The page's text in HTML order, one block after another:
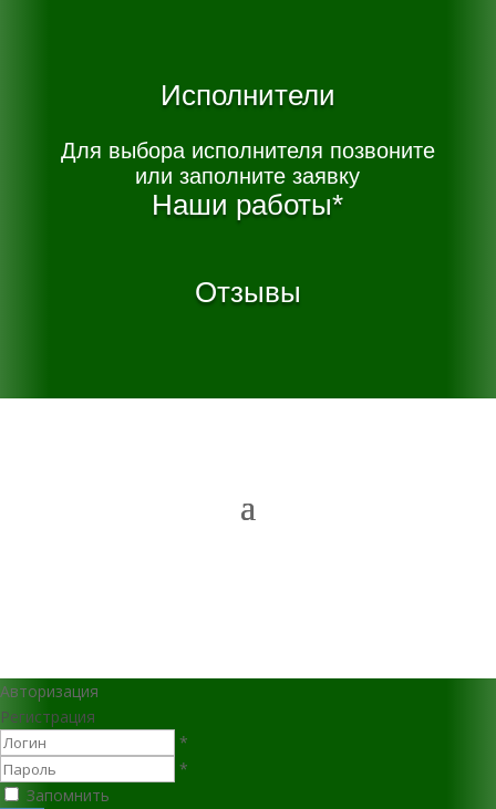
Исполнители
Для выбора исполнителя позвоните
или заполните заявку
Наши работы*
Отзывы
Авторизация
Регистрация
*
*
Запомнить